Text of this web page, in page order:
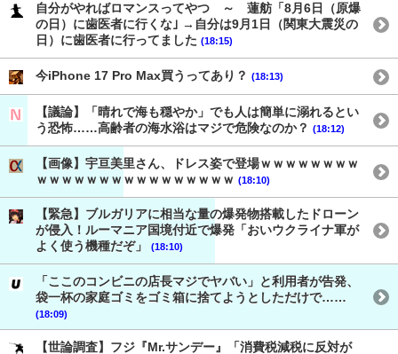
自分がやればロマンスってやつ ～ 蓮舫「8月6日（原爆
の日）に歯医者に行くな｣ →自分は9月1日（関東大震災の
日）に歯医者に行ってました (18:15)
今iPhone 17 Pro Max買うってあり？ (18:13)
【議論】「晴れで海も穏やか」でも人は簡単に溺れるとい
う恐怖……高齢者の海水浴はマジで危険なのか？ (18:12)
【画像】宇亘美里さん、ドレス姿で登場ｗｗｗｗｗｗｗｗ
ｗｗｗｗｗｗｗｗｗｗｗｗｗｗｗｗ (18:10)
【緊急】ブルガリアに相当な量の爆発物搭載したドローン
が侵入！ルーマニア国境付近で爆発「おいウクライナ軍が
よく使う機種だぞ」
(18:10)
「ここのコンビニの店長マジでヤバい」と利用者が告発、
袋一杯の家庭ゴミをゴミ箱に捨てようとしただけで……
(18:09)
【世論調査】フジ『Mr.サンデー』「消費税減税に反対が